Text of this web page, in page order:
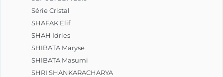
Série Cristal
SHAFAK Elif
SHAH Idries
SHIBATA Maryse
SHIBATA Masumi
SHRI SHANKARACHARYA